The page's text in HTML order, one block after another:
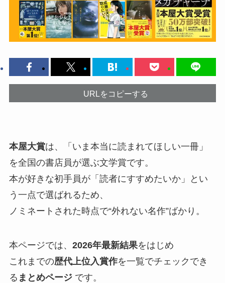
URLをコピーする
本屋大賞は、「いま本当に読まれてほしい一冊」
を全国の書店員が選ぶ文学賞です。
本が好きな初手員が「読者にすすめたいか」とい
う一点で選ばれるため、
ノミネートされた時点で“外れない名作”ばかり。
本ページでは、 2026年最新結果をはじめ
これまでの歴代上位入賞作を一覧でチェックでき
る まとめページです。